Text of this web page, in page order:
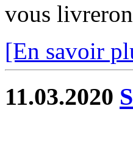
vous
[En savoir
11.03.2020